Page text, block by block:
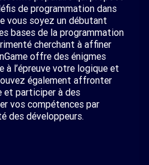
de programmation dans
vous soyez un débutant
bases de la programmation
cherchant à affiner
offre des énigmes
l’épreuve votre logique et
également affronter
et participer à des
vos compétences par
des développeurs.